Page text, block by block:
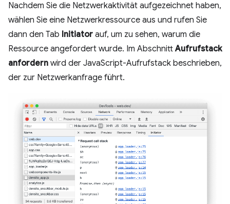
Nachdem Sie die Netzwerkaktivität aufgezeichnet haben,
wählen Sie eine Netzwerkressource aus und rufen Sie
dann den Tab Initiator auf, um zu sehen, warum die
Ressource angefordert wurde. Im AbschnittAufrufstack
anfordern wird der JavaScript-Aufrufstack beschrieben,
der zur Netzwerkanfrage führt.